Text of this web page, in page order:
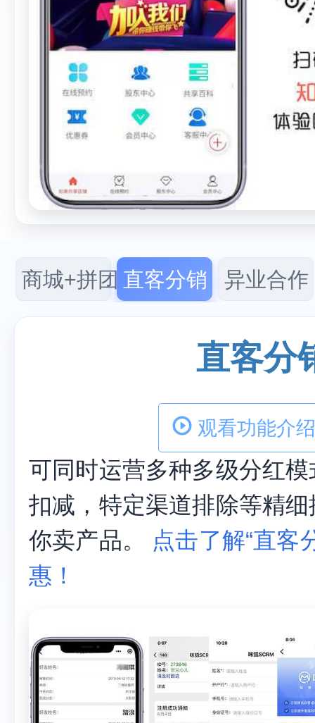
直客分销 异业合作
直客分
可同时运营多种多级分红
扣减，特定渠道排除等精
你卖产品。 点击了解“直客